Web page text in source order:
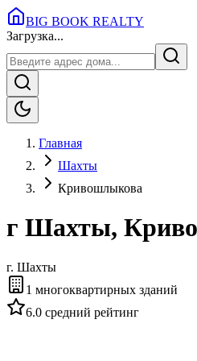
BIG BOOK REALTY
Загрузка...
Главная
Шахты
Кривошлыкова
г Шахты,
г. Шахты
1 многоквартирных зданий
6.0 средний рейтинг